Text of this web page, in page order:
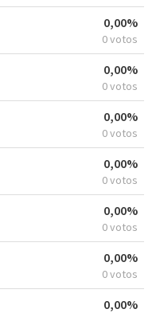
0,00%
0 votos
0,00%
0 votos
0,00%
0 votos
0,00%
0 votos
0,00%
0 votos
0,00%
0 votos
0,00%